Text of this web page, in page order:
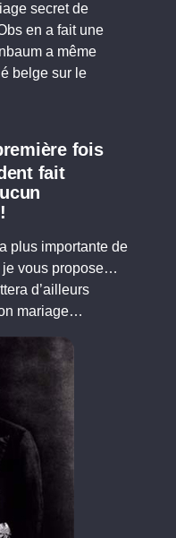
secret de
en a fait une
a même
belge sur le
fois
fait
plus importante de
je vous propose…
d’ailleurs
mariage…